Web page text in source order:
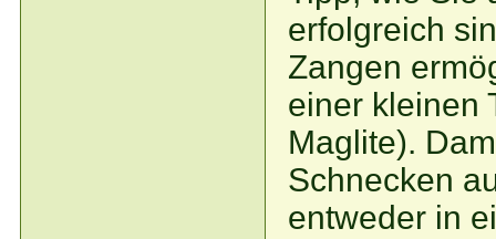
erfolgreich
Zangen
einer kleinen
Maglite).
Schnecken
entweder in